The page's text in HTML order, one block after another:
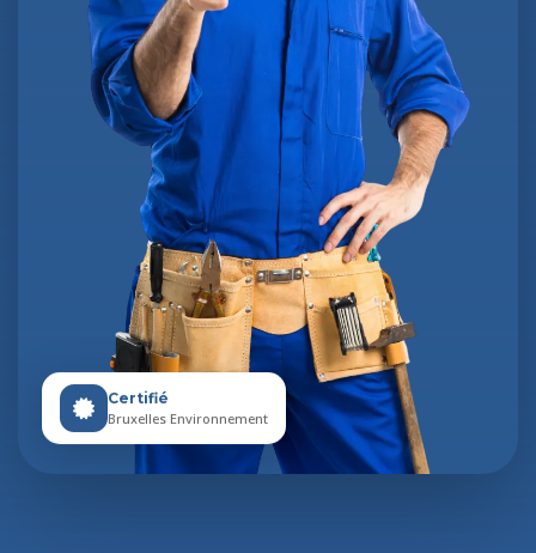
Certifié
Bruxelles Environnement